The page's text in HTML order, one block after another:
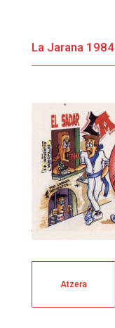
La Jarana 1984
Atzera